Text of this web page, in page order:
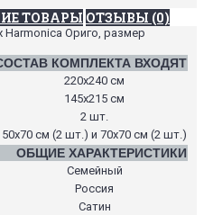
ТОВАРЫ ОТЗЫВЫ (0)
Harmonica Ориго, размер
КОМПЛЕКТА ВХОДЯТ
220х240 см
145х215 см
2 шт.
50х70 см (2 шт.) и 70х70 см (2 шт.)
ОБЩИЕ ХАРАКТЕРИСТИКИ
Семейный
Россия
Сатин